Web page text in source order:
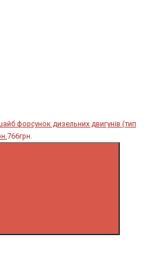
форсунок дизельних двигунів (тип
766грн.